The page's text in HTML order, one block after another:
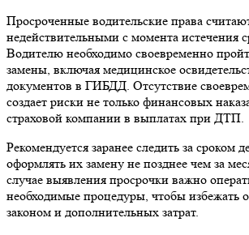
Просроченные водительские права
недействительными с момента истечения
Водителю необходимо своевременно
замены, включая медицинское
документов в ГИБДД. Отсутствие
создает риски не только финансовых
страховой компании в выплатах при ДТП.
Рекомендуется заранее следить за сроком
оформлять их замену не позднее чем за
случае выявления просрочки важно
необходимые процедуры, чтобы избежать
законом и дополнительных затрат.